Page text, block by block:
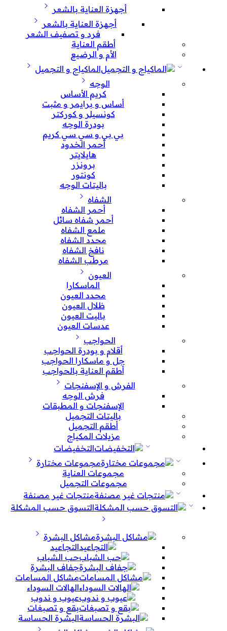
أجهزة العناية بالشعر
أجهزة العناية بالشعر
فرد و تصفيف الشعر
أطقم العناية
الأم و الرضيع
الماكياج و التجميل
الوجه
كريم الأساس
أساس و برايمر و مثبت
كونسيلر و كوركتر
بودرة الوجه
بي بي و سي سي كريم
أحمر الخدود
هايلايتر
برونزر
كونتور
باليتات الوجه
الشفاه
أحمر الشفاه
أحمر شفاه سائل
ملمع الشفاه
محدد الشفاه
نافخ الشفاه
مرطب الشفاه
العيون
الماسكارا
محدد العيون
ظلال العيون
باليت العيون
عدسات العيون
الحواجب
أقلام و بودرة الحواجب
جل و ماسكارا الحواجب
أطقم العناية بالحواجب
الفرش و الإسفنجات
فرش الوجه
الإسفنجات و المطبقات
باليتات التجميل
أطقم التجميل
مزيلات المكياج
التخفيضات
مجموعات مختارة
مجموعات العناية
مجموعات التجميل
منتجات غير مصنفة
التسوق حسب المشكلة
مشاكل البشرة
التجاعيد
حب الشباب
جفاف البشرة
مشاكل المسامات
الهالات السوداء
عيوب و ندوب
بقع و تصبغات
البشرة الحساسة